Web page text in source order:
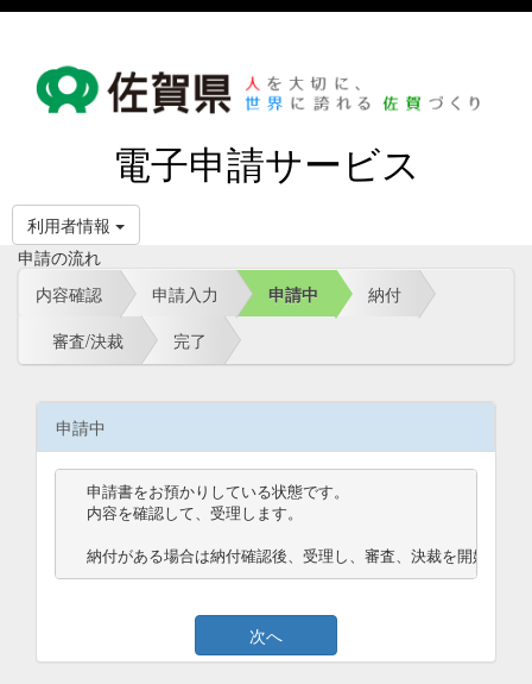
電子申請サービス
利用者情報
申請の流れ
内容確認
申請入力 申請中
納付
審査/決裁
完了
申請中
申請書をお預かりしている状態です。
内容を確認して、受理します。
納付がある場合は納付確認後、受理し、審査、決裁を開始しま